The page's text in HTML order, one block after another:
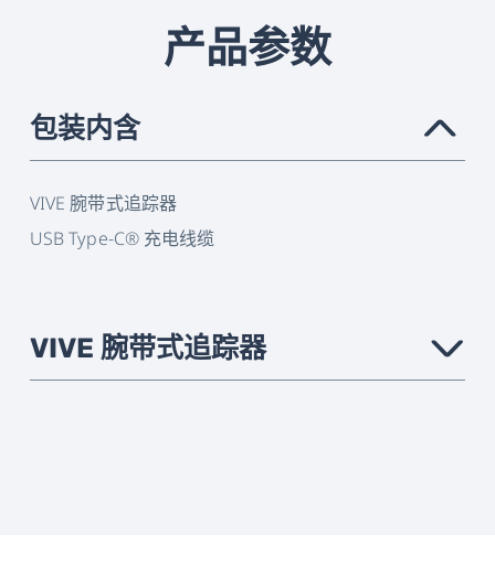
产品参数
包装内含 ›
VIVE 腕带式追踪器
USB Type-C® 充电线缆
VIVE 腕带式追踪器 ›